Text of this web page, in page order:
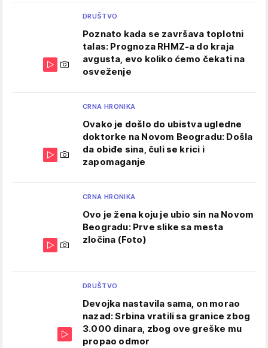
DRUŠTVO
Poznato kada se završava toplotni
talas: Prognoza RHMZ-a do kraja
avgusta, evo koliko ćemo čekati na
osveženje
CRNA HRONIKA
Ovako je došlo do ubistva ugledne
doktorke na Novom Beogradu: Došla
da obiđe sina, čuli se krici i
zapomaganje
CRNA HRONIKA
Ovo je žena koju je ubio sin na Novom
Beogradu: Prve slike sa mesta
zločina (Foto)
DRUŠTVO
Devojka nastavila sama, on morao
nazad: Srbina vratili sa granice zbog
3.000 dinara, zbog ove greške mu
propao odmor